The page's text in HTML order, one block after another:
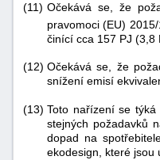
(11) Očekává se, že
pravomoci (EU)
činící cca 157 PJ
(12) Očekává se, že
snížení emisí
(13) Toto nařízení se týká
stejných požadavků
dopad na
ekodesign, které jsou